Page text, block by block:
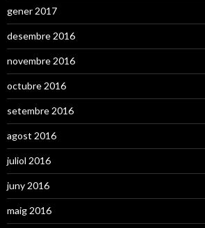
gener 2017
desembre 2016
novembre 2016
octubre 2016
setembre 2016
agost 2016
juliol 2016
juny 2016
maig 2016